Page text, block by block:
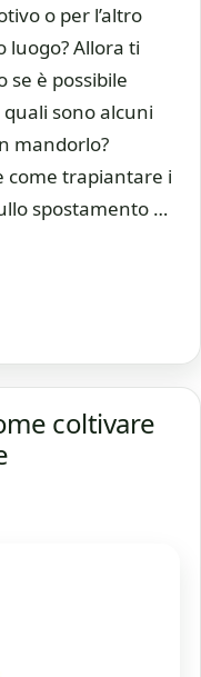
o per l’altro
luogo? Allora ti
è possibile
sono alcuni
mandorlo?
come trapiantare i
spostamento …
coltivare